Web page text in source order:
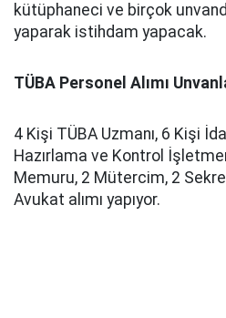
kütüphaneci ve birçok
yaparak istihdam yapacak.
TÜBA Personel Alımı
4 Kişi TÜBA Uzmanı, 6 Kişi
Hazırlama ve Kontrol
Memuru, 2 Mütercim, 2
Avukat alımı yapıyor.